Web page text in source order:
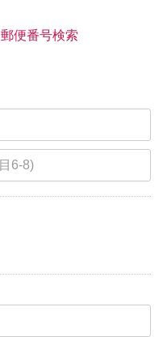
郵便番号検索